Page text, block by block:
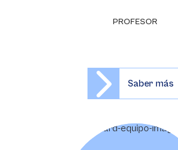
PROFESOR
Saber más